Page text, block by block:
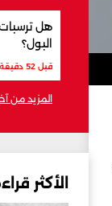
هل
البول؟
قبل 52 دقيقة
المزيد من
الأكثر